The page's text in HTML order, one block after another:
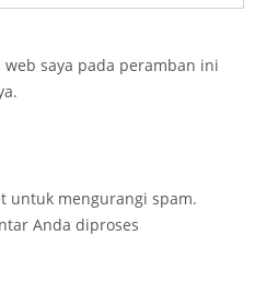
saya pada peramban ini
untuk mengurangi spam.
Anda diproses